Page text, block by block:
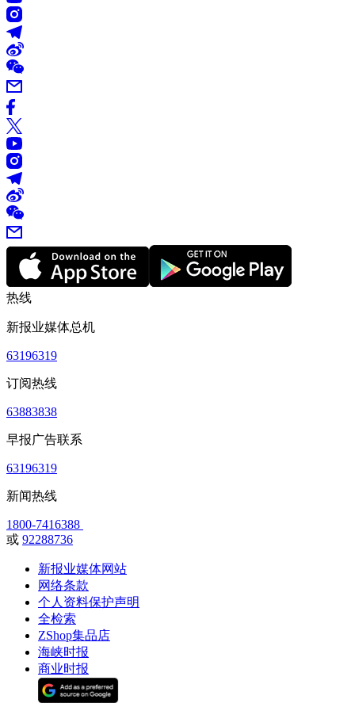
热线
新报业媒体总机
63196319
订阅热线
63883838
早报广告联系
63196319
新闻热线
1800-7416388
或 92288736
新报业媒体网站
网络条款
个人资料保护声明
全检索
ZShop集品店
海峡时报
商业时报